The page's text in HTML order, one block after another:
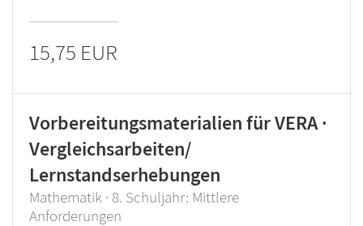
15,75 EUR
Vorbereitungsmaterialien für VERA ·
Vergleichsarbeiten/
Lernstandserhebungen
Mathematik · 8. Schuljahr: Mittlere
Anforderungen